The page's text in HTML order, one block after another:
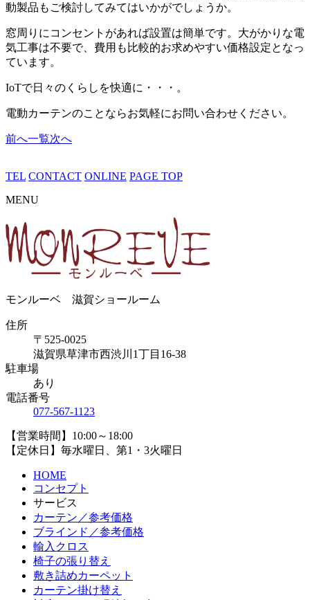
動製品もご検討してみてはいかがでしょうか。
窓周りにコンセントがあれば設置は簡単です。大がかりな電
気工事は不要で、費用も比較的お求めやすい価格設定となっ
ています。
IoTで日々のくらしを快適に・・・。
電動カーテンのことならお気軽にお問い合わせください。
前へ一覧次へ
TEL CONTACT ONLINE PAGE TOP
MENU
モンルーベ 滋賀ショールーム
住所
〒525-0025
滋賀県草津市西渋川1丁目16-38
駐車場
あり
電話番号
077-567-1123
【営業時間】10:00～18:00
【定休日】毎水曜日、第1・3火曜日
HOME
コンセプト
サービス
カーテン／参考価格
ブラインド／参考価格
輸入クロス
椅子の張り替え
敷き詰めカーペット
カーテン掛け替え